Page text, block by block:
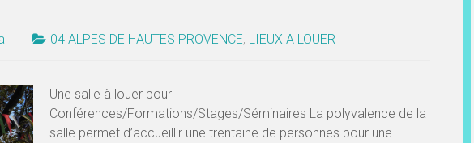
04 ALPES DE HAUTES PROVENCE, LIEUX A LOUER
Une salle à louer pour
Conférences/Formations/Stages/Séminaires La polyvalence de la
salle permet d’accueillir une trentaine de personnes pour une